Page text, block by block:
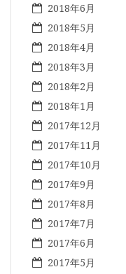
2018年6月
2018年5月
2018年4月
2018年3月
2018年2月
2018年1月
2017年12月
2017年11月
2017年10月
2017年9月
2017年8月
2017年7月
2017年6月
2017年5月